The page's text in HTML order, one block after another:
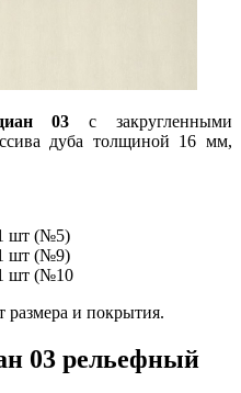
03 с закругленными
дуба толщиной 16 мм,
шт (№5)
шт (№9)
шт (№10
размера и покрытия.
03 рельефный